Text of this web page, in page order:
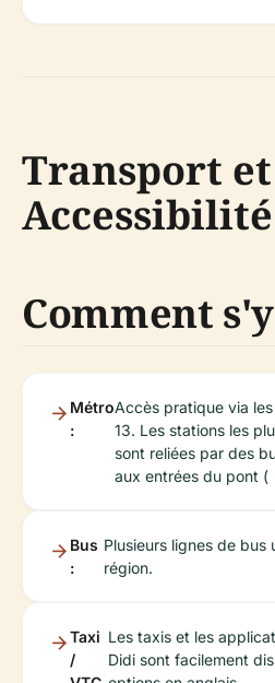
Transport et
Accessibilité
Comment
Métro
:
Accès pratique via
13. Les stations les
sont reliées par des
aux entrées du pont (
Bus
:
Plusieurs lignes de bus
région.
Taxi
/
Les taxis et les
Didi sont facilement